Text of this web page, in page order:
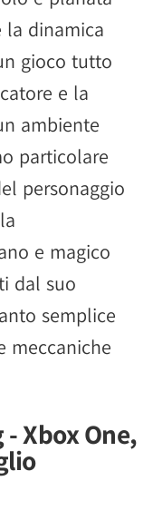
la dinamica
gioco tutto
e la
ambiente
particolare
personaggio
e magico
dal suo
semplice
meccaniche
Xbox One,